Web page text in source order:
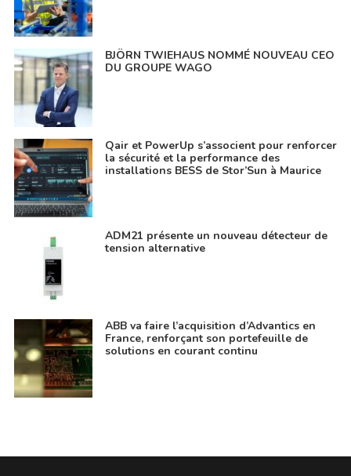
BJÖRN TWIEHAUS NOMMÉ NOUVEAU CEO
DU GROUPE WAGO
Qair et PowerUp s’associent pour renforcer
la sécurité et la performance des
installations BESS de Stor’Sun à Maurice
ADM21 présente un nouveau détecteur de
tension alternative
ABB va faire l’acquisition d’Advantics en
France, renforçant son portefeuille de
solutions en courant continu